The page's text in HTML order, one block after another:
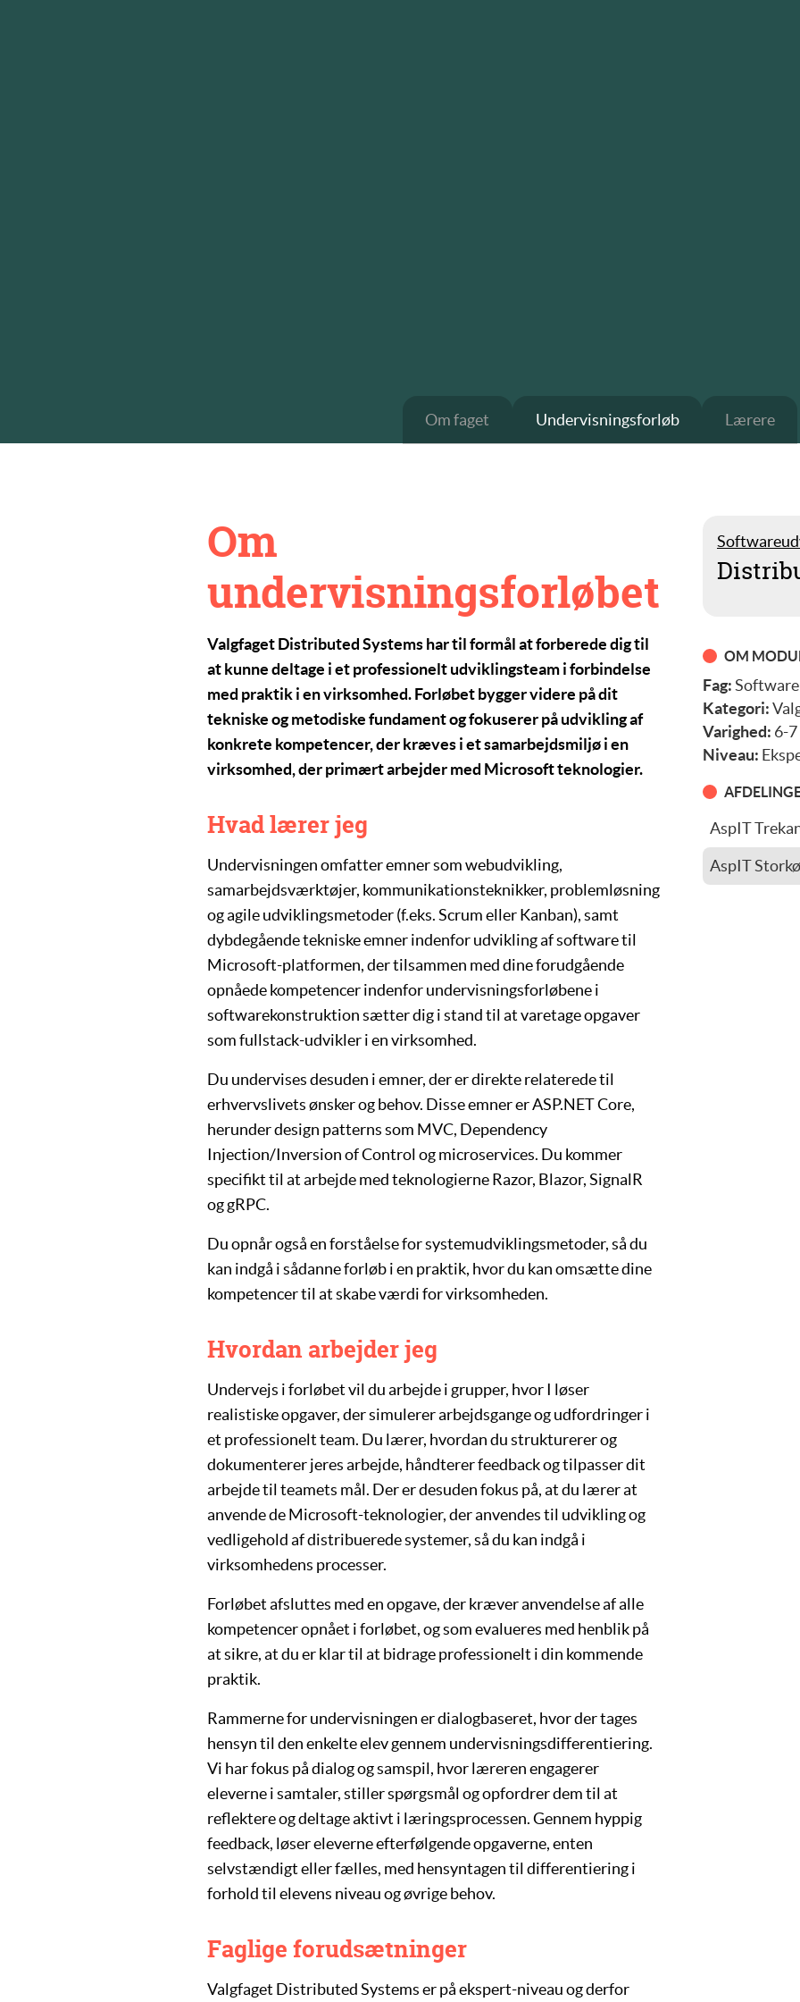
Om faget Undervisningsforløb Lærere
Om
undervisningsforløbet
Valgfaget Distributed Systems har til formål at forberede dig til
at kunne deltage i et professionelt udviklingsteam i forbindelse
med praktik i en virksomhed. Forløbet bygger videre på dit
tekniske og metodiske fundament og fokuserer på udvikling af
konkrete kompetencer, der kræves i et samarbejdsmiljø i en
virksomhed, der primærtarbejder med Microsoft teknologier.
Hvad lærer jeg
Undervisningen omfatter emner som webudvikling,
samarbejdsværktøjer, kommunikationsteknikker, problemløsning
ogagile udviklingsmetoder (f.eks. Scrum eller Kanban), samt
dybdegående tekniske emner indenfor udvikling af software til
Microsoft-platformen, der tilsammen med dine forudgående
opnåede kompetencer indenfor undervisningsforløbene i
softwarekonstruktion sætter dig i stand til at varetage opgaver
som fullstack-udvikler i en virksomhed.
Du undervises desuden i emner, der er direkte relaterede til
erhvervslivets ønsker og behov. Disse emner erASP.NET Core,
herunder design patterns som MVC, Dependency
Injection/Inversion of Control og microservices. Du kommer
specifikt til at arbejde med teknologierne Razor, Blazor, SignalR
og gRPC.
Du opnår også en forståelse for systemudviklingsmetoder, så du
kan indgå i sådanne forløb i en praktik, hvor du kan omsætte dine
kompetencer til at skabe værdi for virksomheden.
Hvordan arbejder jeg
Undervejs i forløbet vil du arbejde i grupper, hvor I løser
realistiske opgaver, der simulerer arbejdsgange og udfordringer i
et professionelt team. Du lærer, hvordan du strukturerer og
dokumenterer jeres arbejde, håndterer feedback og tilpasser dit
arbejde til teamets mål. Der er desuden fokus på, at du lærer at
anvende de Microsoft-teknologier, der anvendes til udvikling og
vedligehold afdistribuerede systemer, så du kan indgå i
virksomhedens processer.
Forløbet afsluttes med en opgave, der kræver anvendelse af alle
kompetencer opnået i forløbet, og som evalueres med henblik på
at sikre, at du er klar til at bidrage professionelt i din kommende
praktik.
Rammerne for undervisningen er dialogbaseret, hvor der tages
hensyn til den enkelte elev gennem undervisningsdifferentiering.
Vi har fokus på dialog og samspil, hvor læreren engagerer
eleverne i samtaler, stiller spørgsmål og opfordrer dem til at
reflektere og deltage aktivt i læringsprocessen. Gennem hyppig
feedback, løser eleverne efterfølgende opgaverne, enten
selvstændigt eller fælles, med hensyntagen til differentiering i
forhold til elevens niveau og øvrige behov.
Faglige forudsætninger
Valgfaget Distributed Systems er på ekspert-niveau og derfor
OM
Fag:
Kategori:
Varighed: 6-
Niveau:
AspIT
Mads
AspIT
Uli Scheuss